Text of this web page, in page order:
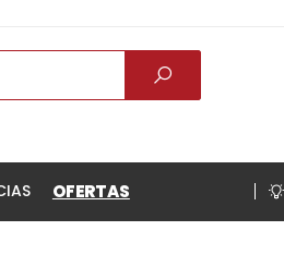
OFERTAS